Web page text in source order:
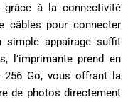
grâce à la connectivité
câbles pour connecter
simple appairage suffit
l’imprimante prend en
Go, vous offrant la
de photos directement